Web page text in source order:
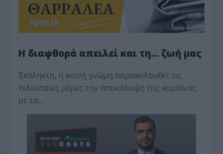
Η διαφθορά απειλεί και τη… ζωή μας
Έκπληκτη, η κοινή γνώμη παρακολουθεί τις
τελευταίες μέρες την αποκάλυψη της κο­μπίνας
με τα…